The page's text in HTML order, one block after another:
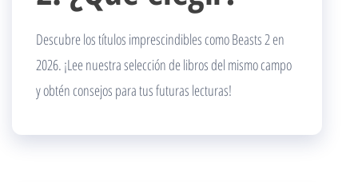
Descubre los títulos imprescindibles como Beasts 2 en
2026. ¡Lee nuestra selección de libros del mismo campo
y obtén consejos para tus futuras lecturas!